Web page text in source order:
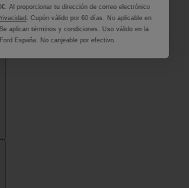
Al proporcionar tu dirección de correo electrónico
. Cupón válido por 60 días. No aplicable en
aplican términos y condiciones. Uso válido en la
España. No canjeable por efectivo.